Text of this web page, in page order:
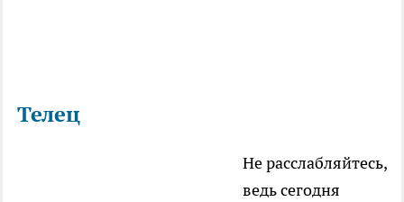
Телец
Не расслабляйтесь,
ведь сегодня